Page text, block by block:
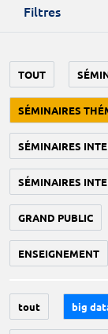
Filtres
TOUT
SÉMINAIRES
SÉMINAIRES
SÉMINAIRES
GRAND PUBLIC
ENSEIGNEMENT
tout big